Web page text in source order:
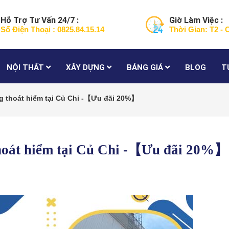
Hỗ Trợ Tư Vấn 24/7 :
Số Điện Thoại : 0825.84.15.14
Giờ Làm Việc :
Thời Gian: T2 -
NỘI THẤT XÂY DỰNG BẢNG GIÁ BLOG
hiểm tại Củ Chi -【Ưu đãi 20%】
hiểm tại Củ Chi -【Ưu đãi 20%】